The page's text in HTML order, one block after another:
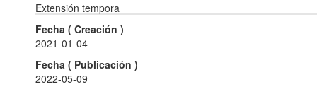
Extensión tempora
Fecha ( Creación )
2021-01-04
Fecha ( Publicación )
2022-05-09